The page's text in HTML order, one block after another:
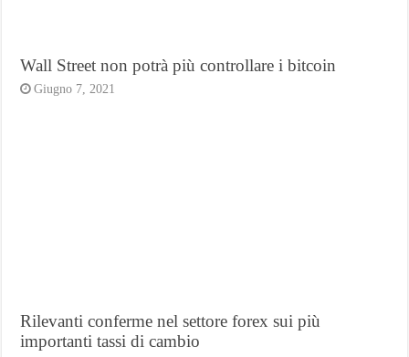
Wall Street non potrà più controllare i bitcoin
Giugno 7, 2021
Rilevanti conferme nel settore forex sui più
importanti tassi di cambio